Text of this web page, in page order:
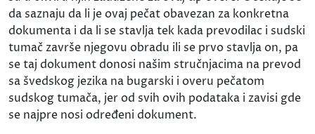
da saznaju da li je ovaj pečat obavezan za konkretna
dokumenta i da li se stavlja tek kada prevodilac i sudski
tumač završe njegovu obradu ili se prvo stavlja on, pa
se taj dokument donosi našim stručnjacima na prevod
sa švedskog jezika na bugarski i overu pečatom
sudskog tumača, jer od svih ovih podataka i zavisi gde
se najpre nosi određeni dokument.